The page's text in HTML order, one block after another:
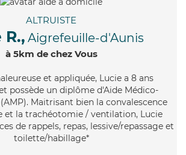
ALTRUISTE
R., Aigrefeuille-d'Aunis
à 5km de chez Vous
et appliquée, Lucie a 8 ans
possède un diplôme d'Aide Médico-
Maitrisant bien la convalescence
et la trachéotomie / ventilation, Lucie
de rappels, repas, lessive/repassage et
toilette/habillage*